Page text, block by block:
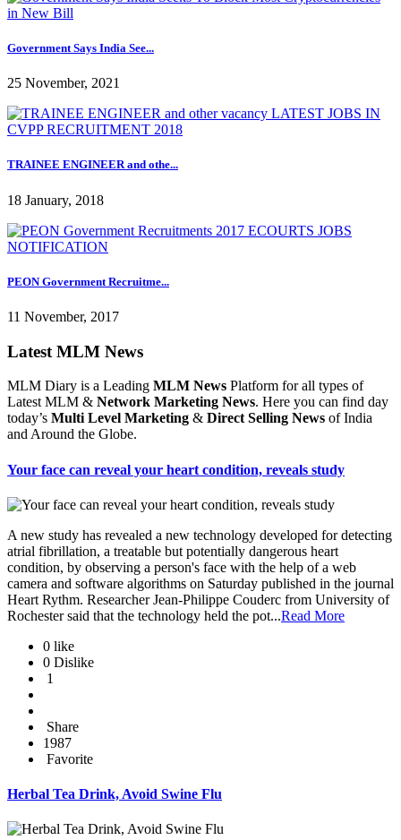
Government Says India See...
25 November, 2021
TRAINEE ENGINEER and othe...
18 January, 2018
PEON Government Recruitme...
11 November, 2017
Latest MLM News
MLM Diary is a Leading MLM News Platform for all types of
Latest MLM & Network Marketing News. Here you can find day
today’s Multi Level Marketing & Direct Selling News of India
and Around the Globe.
Your face can reveal your heart condition, reveals study
A new study has revealed a new technology developed for detecting
atrial fibrillation, a treatable but potentially dangerous heart
condition, by observing a person's face with the help of a web
camera and software algorithms on Saturday published in the journal
Heart Rythm. Researcher Jean-Philippe Couderc from University of
Rochester said that the technology held the pot...Read More
0 like
0 Dislike
1
Share
1987
Favorite
Herbal Tea Drink, Avoid Swine Flu